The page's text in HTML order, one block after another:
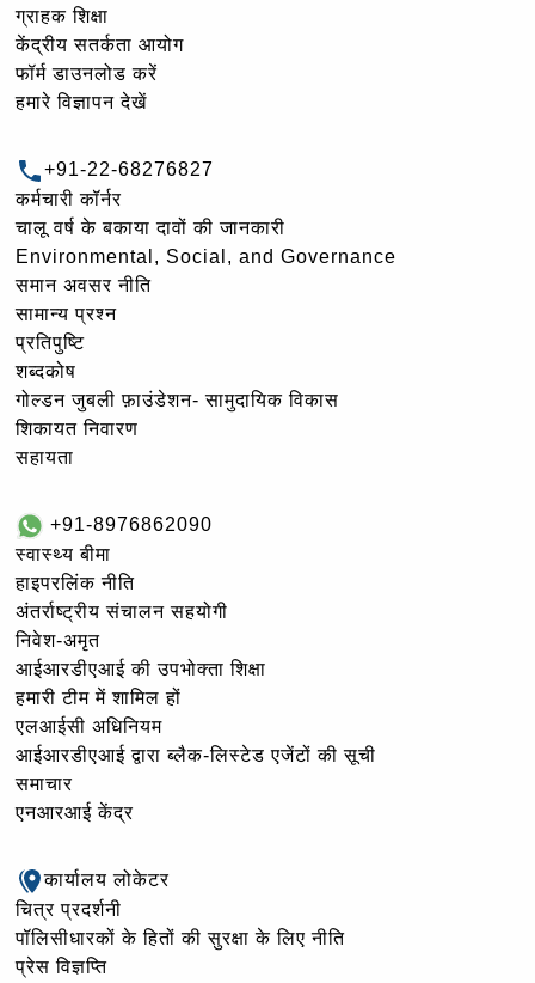
ग्राहक शिक्षा
केंद्रीय सतर्कता आयोग
फॉर्म डाउनलोड करें
हमारे विज्ञापन देखें
+91-22-68276827
कर्मचारी कॉर्नर
चालू वर्ष के बकाया दावों की जानकारी
Environmental, Social, and Governance
समान अवसर नीति
सामान्य प्रश्न
प्रतिपुष्टि
शब्दकोष
गोल्‍डन जुबली फ़ाउंडेशन- सामुदायिक विकास
शिकायत निवारण
सहायता
+91-8976862090
स्वास्थ्य बीमा
हाइपरलिंक नीति
अंतर्राष्ट्रीय संचालन सहयोगी
निवेश-अमृत
आईआरडीएआई की उपभोक्ता शिक्षा
हमारी टीम में शामिल हों
एलआईसी अधिनियम
आईआरडीएआई द्वारा ब्लैक-लिस्टेड एजेंटों की सूची
समाचार
एनआरआई केंद्र
कार्यालय लोकेटर
चित्र प्रदर्शनी
पॉलिसीधारकों के हितों की सुरक्षा के लिए नीति
प्रेस विज्ञप्ति